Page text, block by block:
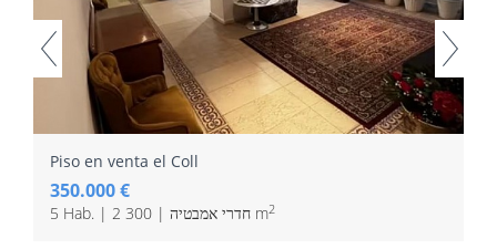
Piso en venta el Coll
350.000 €
5 Hab. | 2 חדרי אמבטיה | 300 m2